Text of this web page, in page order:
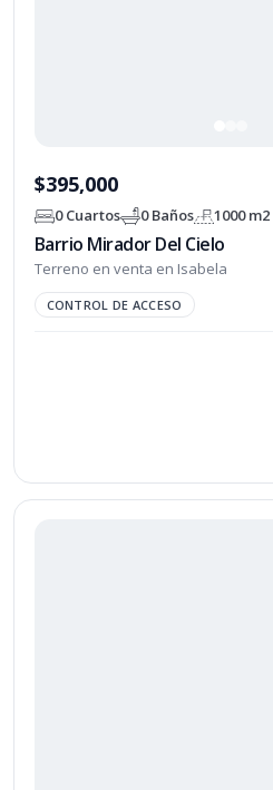
$395,000
0 Cuartos 0 Baños 1000 m2
Barrio Mirador Del Cielo
Terreno en venta en Isabela
CONTROL DE ACCESO